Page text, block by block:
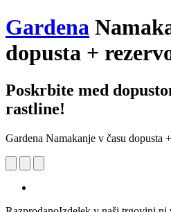
Gardena
dopusta +
Poskrbite med
rastline!
Gardena Namakanje v času dopusta